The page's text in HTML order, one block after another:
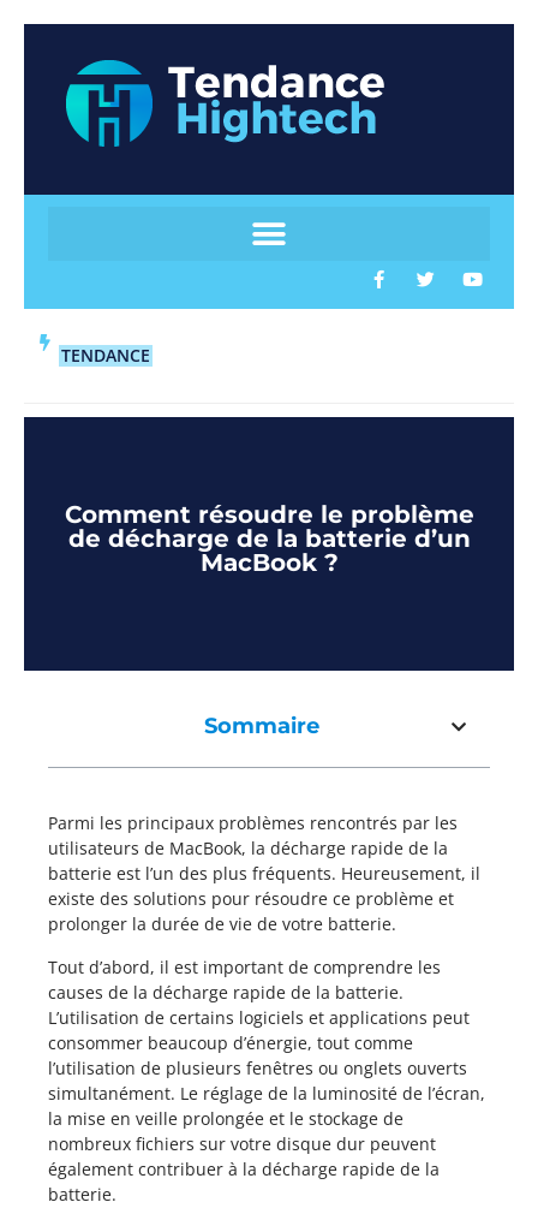
TENDANCE
Comment résoudre le problème
de décharge de la batterie d’un
MacBook ?
Sommaire
Parmi les principaux problèmes rencontrés par les
utilisateurs de MacBook, la décharge rapide de la
batterie est l’un des plus fréquents. Heureusement, il
existe des solutions pour résoudre ce problème et
prolonger la durée de vie de votre batterie.
Tout d’abord, il est important de comprendre les
causes de la décharge rapide de la batterie.
L’utilisation de certains logiciels et applications peut
consommer beaucoup d’énergie, tout comme
l’utilisation de plusieurs fenêtres ou onglets ouverts
simultanément. Le réglage de la luminosité de l’écran,
la mise en veille prolongée et le stockage de
nombreux fichiers sur votre disque dur peuvent
également contribuer à la décharge rapide de la
batterie.